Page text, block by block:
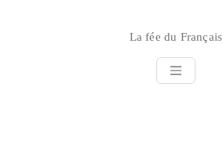
La fée du Français